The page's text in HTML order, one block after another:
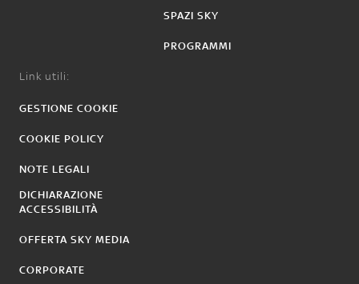
SPAZI SKY
PROGRAMMI
Link utili:
GESTIONE COOKIE
COOKIE POLICY
NOTE LEGALI
DICHIARAZIONE
ACCESSIBILITÀ
OFFERTA SKY MEDIA
CORPORATE